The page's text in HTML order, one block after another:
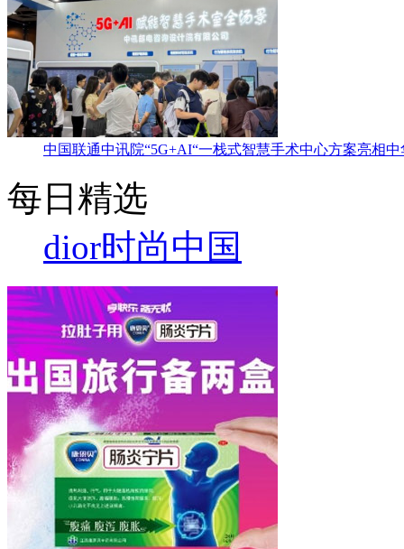
中国联通中讯院“5G+AI“一栈式智慧手术中心方案亮相
每日精选
dior时尚中国